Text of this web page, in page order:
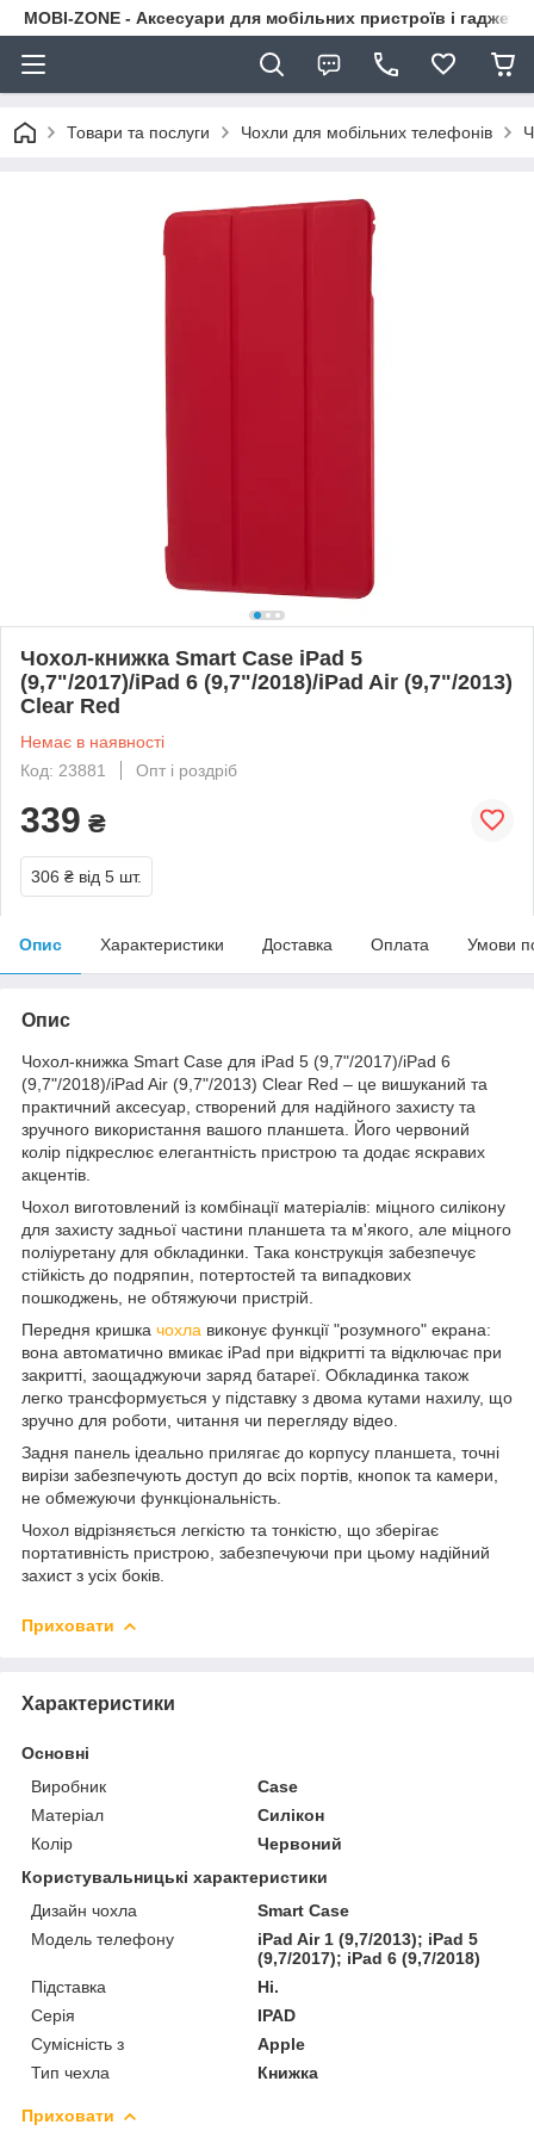
MOBI-ZONE - Аксесуари для мобільних пристроїв і гаджети
Товари та послуги Чохли для мобільних телефонів
Чохол-книжка Smart Case iPad 5
(9,7"/2017)/iPad 6 (9,7"/2018)/iPad Air (9,7"/2013)
Clear Red
Немає в наявності
Код: 23881
Опт і роздріб
339 ₴
306 ₴ від 5 шт.
Опис Характеристики Доставка Оплата Умови
Опис
Чохол-книжка Smart Case для iPad 5 (9,7"/2017)/iPad 6
(9,7"/2018)/iPad Air (9,7"/2013) Clear Red – це вишуканий та
практичний аксесуар, створений для надійного захисту та
зручного використання вашого планшета. Його червоний
колір підкреслює елегантність пристрою та додає яскравих
акцентів.
Чохол виготовлений із комбінації матеріалів: міцного силікону
для захисту задньої частини планшета та м'якого, але міцного
поліуретану для обкладинки. Така конструкція забезпечує
стійкість до подряпин, потертостей та випадкових
пошкоджень, не обтяжуючи пристрій.
Передня кришка чохла виконує функції "розумного" екрана:
вона автоматично вмикає iPad при відкритті та відключає при
закритті, заощаджуючи заряд батареї. Обкладинка також
легко трансформується у підставку з двома кутами нахилу, що
зручно для роботи, читання чи перегляду відео.
Задня панель ідеально прилягає до корпусу планшета, точні
вирізи забезпечують доступ до всіх портів, кнопок та камери,
не обмежуючи функціональність.
Чохол відрізняється легкістю та тонкістю, що зберігає
портативність пристрою, забезпечуючи при цьому надійний
захист з усіх боків.
Приховати
Характеристики
Основні
Виробник
Case
Матеріал
Силікон
Колір
Червоний
Користувальницькі характеристики
Дизайн чохла
Smart Case
Модель телефону
iPad Air 1 (9,7/2013); iPad 5
(9,7/2017); iPad 6 (9,7/2018)
Підставка
Ні.
Серія
IPAD
Сумісність з
Apple
Тип чехла
Книжка
Приховати